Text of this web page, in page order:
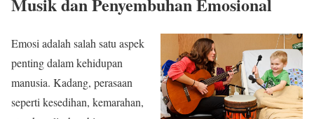
Emosi adalah salah satu aspek
penting dalam kehidupan
manusia. Kadang, perasaan
seperti kesedihan, kemarahan,